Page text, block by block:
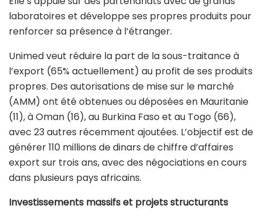
laboratoires et développe ses propres produits pour
renforcer sa présence à l’étranger.
Unimed veut réduire la part de la sous-traitance à
l’export (65% actuellement) au profit de ses produits
propres. Des autorisations de mise sur le marché
(AMM) ont été obtenues ou déposées en Mauritanie
(11), à Oman (16), au Burkina Faso et au Togo (66),
avec 23 autres récemment ajoutées. L’objectif est de
générer 110 millions de dinars de chiffre d’affaires
export sur trois ans, avec des négociations en cours
dans plusieurs pays africains.
Investissements massifs et projets structurants